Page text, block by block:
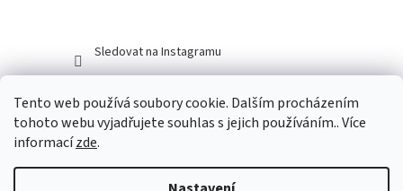
Tento web používá soubory cookie. Dalším procházením
tohoto webu vyjadřujete souhlas s jejich používáním.. Více
informacízde.
Sledovat na Instagramu